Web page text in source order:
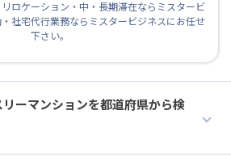
ロケーション・中・長期滞在ならミスタービ
社宅代行業務ならミスタービジネスにお任せ
下さい。
ーマンションを都道府県から検